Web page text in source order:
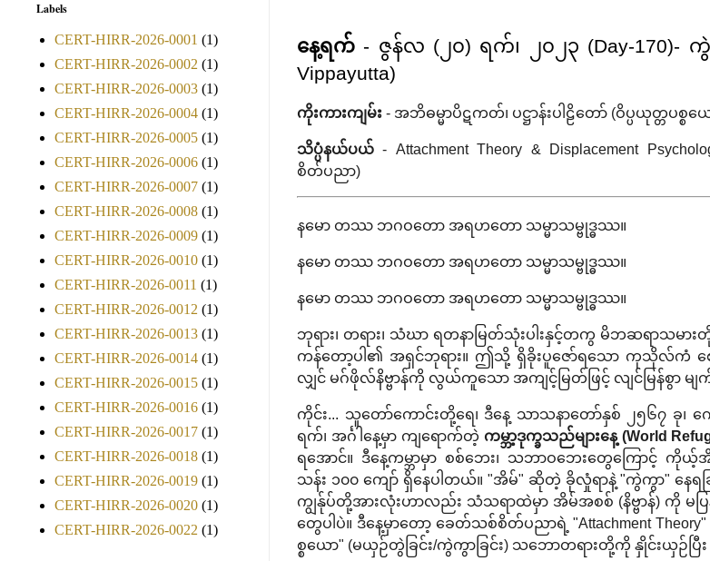
နေ့ရက် - ဇွန်လ (၂၀) ရက်၊ ၂၀၂၃ (Day-170)- ကွဲ
Vippayutta)
ကိုးကားကျမ်း - အဘိဓမ္မာပိဋကတ်၊ ပဋ္ဌာန်းပါဠိတော် (ဝိပ္ပယုတ္တပစ္စယ
သိပ္ပံနယ်ပယ် - Attachment Theory & Displacement
စိတ်ပညာ)
နမော တဿ ဘဂဝတော အရဟတော သမ္မာသမ္ဗုဒ္ဓဿ။
နမော တဿ ဘဂဝတော အရဟတော သမ္မာသမ္ဗုဒ္ဓဿ။
နမော တဿ ဘဂဝတော အရဟတော သမ္မာသမ္ဗုဒ္ဓဿ။
ဘုရား၊ တရား၊ သံဃာ ရတနာမြတ်သုံးပါးနှင့်တကွ မိဘဆရာသမားတို့
ကန်တော့ပါ၏ အရှင်ဘုရား။ ဤသို့ ရှိခိုးပူဇော်ရသော ကုသိုလ်ကံ စေတ
လျှင် မဂ်ဖိုလ်နိဗ္ဗာန်ကို လွယ်ကူသော အကျင့်မြတ်ဖြင့် လျင်မြန်စွာ မ
ကိုင်း... သူတော်ကောင်းတို့ရေ၊ ဒီနေ့ သာသနာတော်နှစ် ၂၅၆၇ ခု၊ က
ရက်၊ အင်္ဂါနေ့မှာ ကျရောက်တဲ့ ကမ္ဘာ့ဒုက္ခသည်များနေ့ (World
ရအောင်။ ဒီနေ့ကမ္ဘာမှာ စစ်ဘေး၊ သဘာဝဘေးတွေကြောင့် ကို
သန်း ၁၀၀ ကျော် ရှိနေပါတယ်။ "အိမ်" ဆိုတဲ့ ခိုလှုံရာနဲ့ "ကွဲကွာ" နေရ
ကျွန်ုပ်တို့အားလုံးဟာလည်း သံသရာထဲမှာ အိမ်အစစ် (နိဗ္ဗာန်) ကို
တွေပါပဲ။ ဒီနေ့မှာတော့ ခေတ်သစ်စိတ်ပညာရဲ့ "Attachment
စ္စယော" (မယှဉ်တွဲခြင်း/ကွဲကွာခြင်း) သဘောတရားတို့ကို နှိုင်းယှဉ်ပြီး
Labels
CERT-HIRR-2026-0001 (1)
CERT-HIRR-2026-0002 (1)
CERT-HIRR-2026-0003 (1)
CERT-HIRR-2026-0004 (1)
CERT-HIRR-2026-0005 (1)
CERT-HIRR-2026-0006 (1)
CERT-HIRR-2026-0007 (1)
CERT-HIRR-2026-0008 (1)
CERT-HIRR-2026-0009 (1)
CERT-HIRR-2026-0010 (1)
CERT-HIRR-2026-0011 (1)
CERT-HIRR-2026-0012 (1)
CERT-HIRR-2026-0013 (1)
CERT-HIRR-2026-0014 (1)
CERT-HIRR-2026-0015 (1)
CERT-HIRR-2026-0016 (1)
CERT-HIRR-2026-0017 (1)
CERT-HIRR-2026-0018 (1)
CERT-HIRR-2026-0019 (1)
CERT-HIRR-2026-0020 (1)
CERT-HIRR-2026-0022 (1)